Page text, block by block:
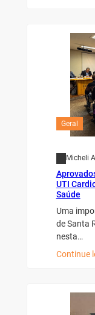
Geral
Micheli
UTI
Saúde
Uma
de Santa
nesta…
Continue